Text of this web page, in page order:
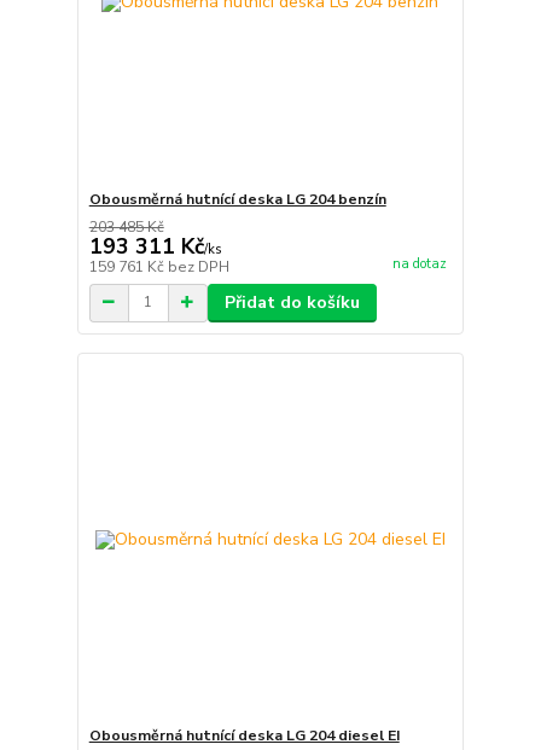
Obousměrná hutnící deska LG 204 benzín
203 485 Kč
193 311 Kč/ks
159 761 Kč bez DPH na dotaz
Přidat do košíku
Obousměrná hutnící deska LG 204 diesel EI